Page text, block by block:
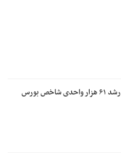
رشد ۶۱ هزار واحدی شاخص بورس